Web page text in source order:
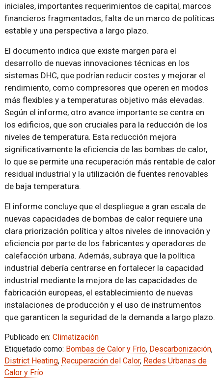
iniciales, importantes requerimientos de capital, marcos
financieros fragmentados, falta de un marco de políticas
estable y una perspectiva a largo plazo.
El documento indica que existe margen para el
desarrollo de nuevas innovaciones técnicas en los
sistemas DHC, que podrían reducir costes y mejorar el
rendimiento, como compresores que operen en modos
más flexibles y a temperaturas objetivo más elevadas.
Según el informe, otro avance importante se centra en
los edificios, que son cruciales para la reducción de los
niveles de temperatura. Esta reducción mejora
significativamente la eficiencia de las bombas de calor,
lo que se permite una recuperación más rentable de calor
residual industrial y la utilización de fuentes renovables
de baja temperatura.
El informe concluye que el despliegue a gran escala de
nuevas capacidades de bombas de calor requiere una
clara priorización política y altos niveles de innovación y
eficiencia por parte de los fabricantes y operadores de
calefacción urbana. Además, subraya que la política
industrial debería centrarse en fortalecer la capacidad
industrial mediante la mejora de las capacidades de
fabricación europeas, el establecimiento de nuevas
instalaciones de producción y el uso de instrumentos
que garanticen la seguridad de la demanda a largo plazo.
Publicado en: Climatización
Etiquetado como: Bombas de Calor y Frío, Descarbonización,
District Heating, Recuperación del Calor, Redes Urbanas de
Calor y Frío